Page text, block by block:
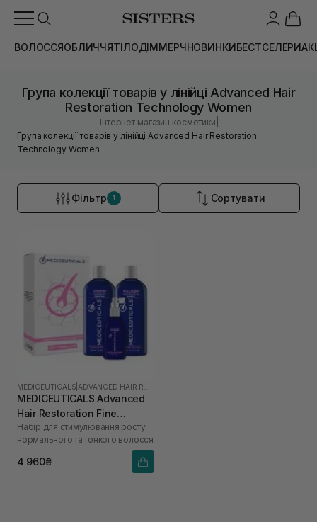
ВОЛОССЯОБЛИЧЧЯТІЛОДІММЕРЧНОВИНКИБЕСТСЕЛЕРИ
Група колекції товарів у лінійці Advanced Hair
Restoration Technology Women
Інтернет магазин косметики
Група колекції товарів у лінійці Advanced Hair Restoration
Technology Women
Фільтр 1 Сортувати
MEDICEUTICALS
MEDICEUTICALS Advanced
Hair Restoration Fine
Thinning Hair
Набір для стимулювання росту
нормального та тонкого волосся
4 960₴